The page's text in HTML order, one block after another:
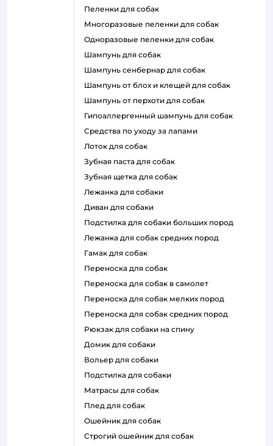
пеленки для собак
многоразовые пеленки для собак
одноразовые пеленки для собак
шампунь для собак
шампунь сенбернар для собак
шампунь от блох и клещей для собак
шампунь от перхоти для собак
гипоаллергенный шампунь для собак
средства по уходу за лапами
лоток для собак
зубная паста для собак
зубная щетка для собак
лежанка для собаки
диван для собаки
подстилка для собаки больших пород
лежанка для собак средних пород
гамак для собак
переноска для собак
переноска для собак в самолет
переноска для собак мелких пород
переноска для собак средних пород
рюкзак для собаки на спину
домик для собаки
вольер для собаки
подстилка для собаки
матрасы для собак
плед для собак
ошейник для собак
строгий ошейник для собак